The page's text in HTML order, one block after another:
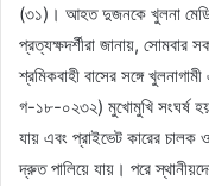
(৩১)। আহত দুজনকে খুলনা
প্রত্যক্ষদর্শীরা জানায়, সোমবার
শ্রমিকবাহী বাসের সঙ্গে
গ-১৮-০২৩২) মুখোমুখি সংঘর্ষ
যায় এবং প্রাইভেট কারের
দ্রুত পালিয়ে যায়। পরে